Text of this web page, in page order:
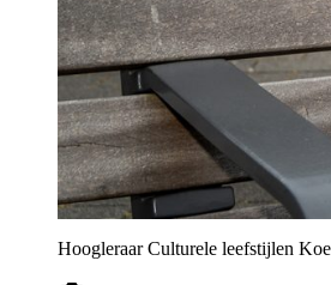
Hoogleraar Culturele leefstijlen